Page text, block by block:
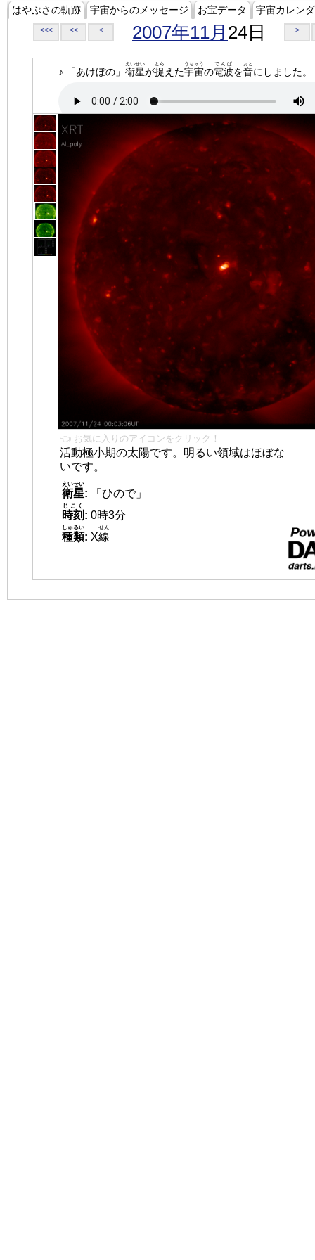
はやぶさの軌跡 宇宙からのメッセージ お宝データ 宇宙カレン
<<< << < 2007年11月 24日 >
♪ 「あけぼの」 衛星
えいせい
が捉
とら
えた宇宙
うちゅう
の電波
でんぱ
を音
おと
にしました。
👈 お気に入りのアイコンをクリック！
活動極小期の太陽です。明るい領域はほぼな
いです。
衛星
えいせい
:
「ひので」
時刻
じこく
: 0時3分
種類
しゅるい
: X線
せん